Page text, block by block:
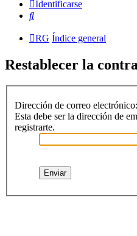
Identificarse
Buscar
RG Índice general
Restablecer la
Dirección de correo electrónico:
Esta debe ser la dirección de
registrarte.